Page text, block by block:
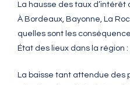
La hausse des taux
À Bordeaux, Bayonne, La
quelles sont les
État des lieux dans la région :
La baisse tant attendue des